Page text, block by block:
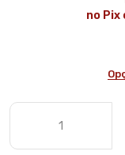
no Pix